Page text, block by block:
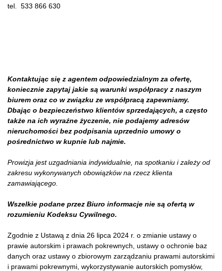
tel. 533 866 630
Kontaktując się z agentem odpowiedzialnym za ofertę,
koniecznie zapytaj jakie są warunki współpracy z naszym
biurem oraz co w związku ze współpracą zapewniamy.
Dbając o bezpieczeństwo klientów sprzedających, a często
także na ich wyraźne życzenie, nie podajemy adresów
nieruchomości bez podpisania uprzednio umowy o
pośrednictwo w kupnie lub najmie.
Prowizja jest uzgadniania indywidualnie, na spotkaniu i zależy od
zakresu wykonywanych obowiązków na rzecz klienta
zamawiającego.
Wszelkie podane przez Biuro informacje nie są ofertą w
rozumieniu Kodeksu Cywilnego.
Zgodnie z Ustawą z dnia 26 lipca 2024 r. o zmianie ustawy o
prawie autorskim i prawach pokrewnych, ustawy o ochronie baz
danych oraz ustawy o zbiorowym zarządzaniu prawami autorskimi
i prawami pokrewnymi, wykorzystywanie autorskich pomysłów,